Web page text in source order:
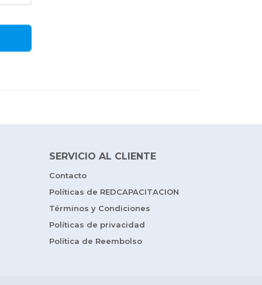
SERVICIO AL CLIENTE
Contacto
Políticas de REDCAPACITACION
Términos y Condiciones
Políticas de privacidad
Política de Reembolso